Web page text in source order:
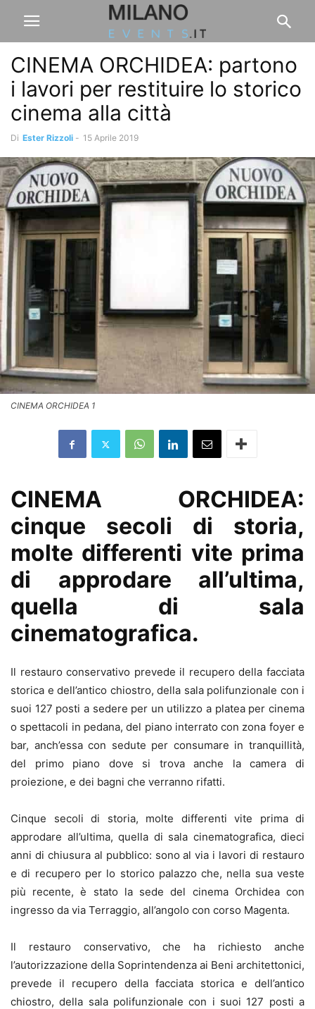
CINEMA ORCHIDEA: partono
i lavori per restituire lo storico
cinema alla città
Di Ester Rizzoli - 15 Aprile 2019
CINEMA ORCHIDEA 1
CINEMA ORCHIDEA:
cinque secoli di storia,
molte differenti vite prima
di approdare all’ultima,
quella di sala
cinematografica.
Il restauro conservativo prevede il recupero della facciata
storica e dell’antico chiostro, della sala polifunzionale con i
suoi 127 posti a sedere per un utilizzo a platea per cinema
o spettacoli in pedana, del piano interrato con zona foyer e
bar, anch’essa con sedute per consumare in tranquillità,
del primo piano dove si trova anche la camera di
proiezione, e dei bagni che verranno rifatti.
Cinque secoli di storia, molte differenti vite prima di
approdare all’ultima, quella di sala cinematografica, dieci
anni di chiusura al pubblico: sono al via i lavori di restauro
e di recupero per lo storico palazzo che, nella sua veste
più recente, è stato la sede del cinema Orchidea con
ingresso da via Terraggio, all’angolo con corso Magenta.
Il restauro conservativo, che ha richiesto anche
l’autorizzazione della Soprintendenza ai Beni architettonici,
prevede il recupero della facciata storica e dell’antico
chiostro, della sala polifunzionale con i suoi 127 posti a